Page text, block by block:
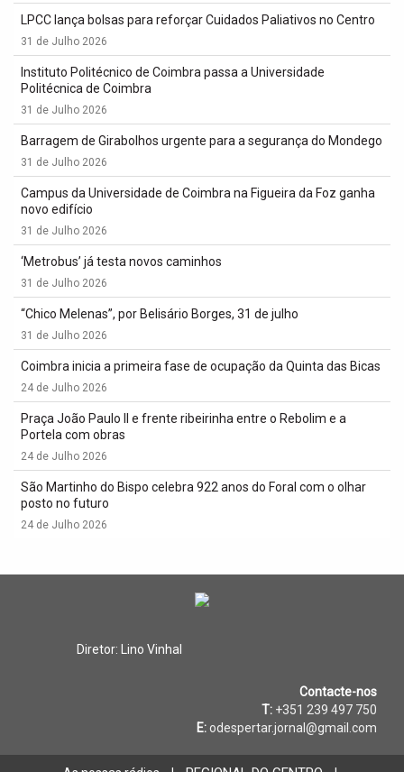
LPCC lança bolsas para reforçar Cuidados Paliativos no Centro
31 de Julho 2026
Instituto Politécnico de Coimbra passa a Universidade
Politécnica de Coimbra
31 de Julho 2026
Barragem de Girabolhos urgente para a segurança do Mondego
31 de Julho 2026
Campus da Universidade de Coimbra na Figueira da Foz ganha
novo edifício
31 de Julho 2026
‘Metrobus’ já testa novos caminhos
31 de Julho 2026
“Chico Melenas”, por Belisário Borges, 31 de julho
31 de Julho 2026
Coimbra inicia a primeira fase de ocupação da Quinta das Bicas
24 de Julho 2026
Praça João Paulo II e frente ribeirinha entre o Rebolim e a
Portela com obras
24 de Julho 2026
São Martinho do Bispo celebra 922 anos do Foral com o olhar
posto no futuro
24 de Julho 2026
Diretor: Lino Vinhal
Contacte-nos
T: +351 239 497 750
E: odespertar.jornal@gmail.com